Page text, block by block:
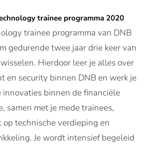
trainee programma 2020
trainee programma van DNB
gedurende twee jaar drie keer van
Hierdoor leer je alles over
en security binnen DNB en werk je
binnen de financiële
samen met je mede trainees,
technische verdieping en
Je wordt intensief begeleid